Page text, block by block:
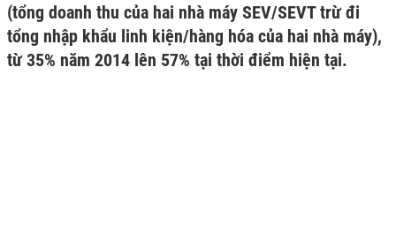
(tổng doanh thu của hai nhà máy SEV/SEVT trừ đi
tổng nhập khẩu linh kiện/hàng hóa của hai nhà máy),
từ 35% năm 2014 lên 57% tại thời điểm hiện tại.